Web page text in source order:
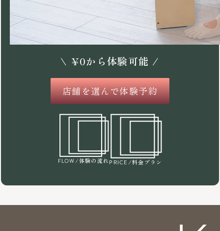
\ ¥0から体験可能 /
店舗を選んで体験予約
FLOW /体験の流れPRICE /料金プラン